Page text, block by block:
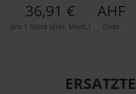
36,91 €
pro 1 Stück (exkl. Mwst.)
AHF
Code